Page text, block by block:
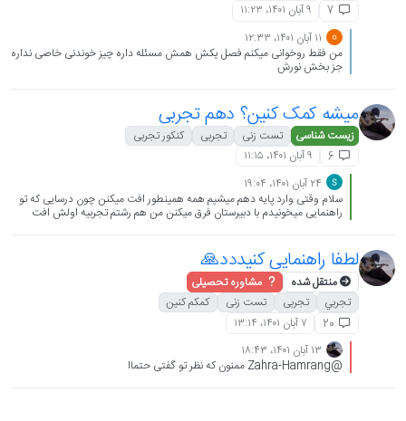
7
۹ آبان ۱۴۰۱،‏ ۱۱:۲۳
۱۱ آبان ۱۴۰۱،‏ ۱۲:۳۳
من فقط روخوانی میکنم فصل یکش همش مسئله داره چیز خوندنی خاصی نداره
جز بخش نورش
میشه کمک کنین؟ دهم تجربی
زیست شناسی تست زنی تجربی
کنکور تجربی
6
۹ آبان ۱۴۰۱،‏ ۱۱:۱۵
۲۴ آبان ۱۴۰۱،‏ ۱۹:۰۴
سلام وقتی وارد پایه دهم میشیم همه همینطور افت میکنن چون درسایی که تو
راهنمایی میخونیدم با دبیرستان فرق میکنن من هم رشتم تجربیه اولش افت
اینکه تست زنی رو در حد درسای دهم کار کن نه در حد کنکور امسال فقط باید
خیلی خوب درس رو یاد بگیری مطالب بالاتر از سطح درسا رو هم نخون خود درس
رو یاد بگیر و تلاش کن چون همین چند ساله بخون تا به هدفت برسی 😁
لطفا راهنمایی کنیددد🙏
منتقل شده
مشاوره تحصیلی
تجربي
تجربی تست زنی
کمکم کنین
20
۷ آبان ۱۴۰۱،‏ ۱۳:۱۴
۱۳ آبان ۱۴۰۱،‏ ۱۸:۴۳
@Zahra-Hamrang ممنون که نظر تو گفتی حتماا